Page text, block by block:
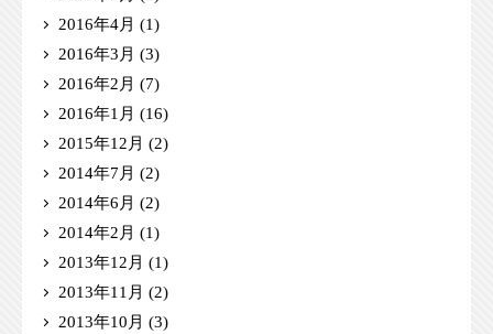
2016年4月 (1)
2016年3月 (3)
2016年2月 (7)
2016年1月 (16)
2015年12月 (2)
2014年7月 (2)
2014年6月 (2)
2014年2月 (1)
2013年12月 (1)
2013年11月 (2)
2013年10月 (3)